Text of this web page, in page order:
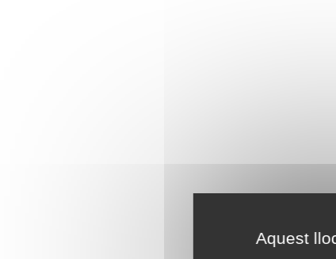
Aquest